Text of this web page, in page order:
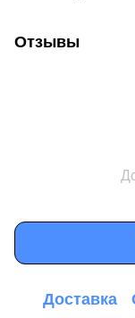
Отзывы
Доставка